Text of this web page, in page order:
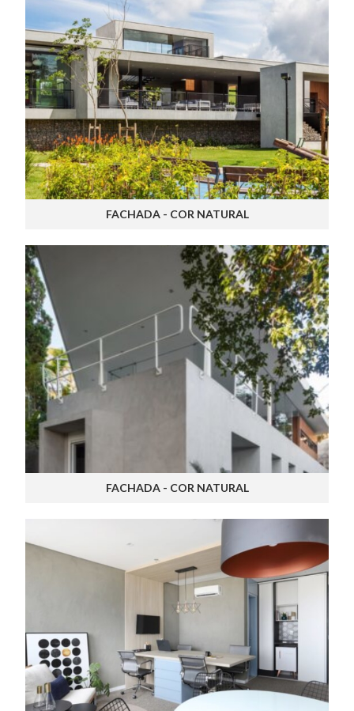
FACHADA - COR NATURAL
FACHADA - COR NATURAL